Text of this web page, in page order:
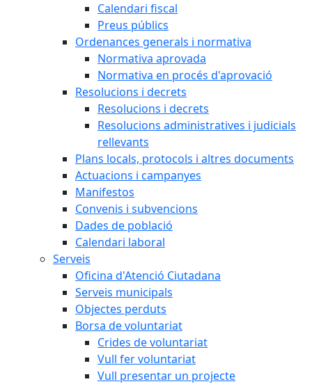
Calendari fiscal
Preus públics
Ordenances generals i normativa
Normativa aprovada
Normativa en procés d'aprovació
Resolucions i decrets
Resolucions i decrets
Resolucions administratives i judicials
rellevants
Plans locals, protocols i altres documents
Actuacions i campanyes
Manifestos
Convenis i subvencions
Dades de població
Calendari laboral
Serveis
Oficina d'Atenció Ciutadana
Serveis municipals
Objectes perduts
Borsa de voluntariat
Crides de voluntariat
Vull fer voluntariat
Vull presentar un projecte